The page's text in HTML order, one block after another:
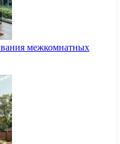
межкомнатных